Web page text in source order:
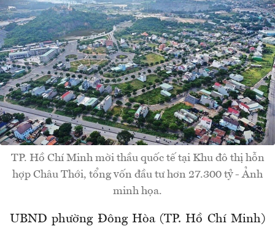
TP. Hồ Chí Minh mời thầu quốc tế tại Khu đô thị hỗn
hợp Châu Thới, tổng vốn đầu tư hơn 27.300 tỷ - Ảnh
minh họa.
UBND phường Đông Hòa (TP. Hồ Chí Minh)